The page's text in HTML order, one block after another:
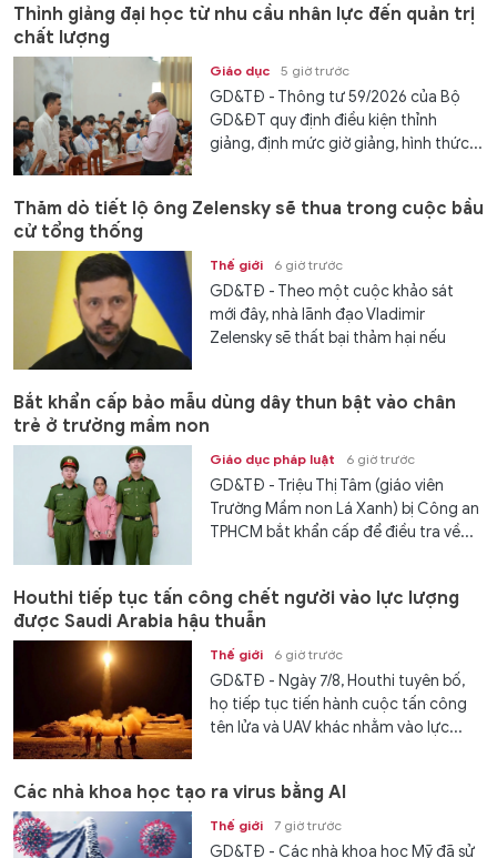
Thỉnh giảng đại học từ nhu cầu nhân lực đến quản trị
chất lượng
Giáo dục 5 giờ trước
GD&TĐ - Thông tư 59/2026 của Bộ
GD&ĐT quy định điều kiện thỉnh
giảng, định mức giờ giảng, hình thức...
Thăm dò tiết lộ ông Zelensky sẽ thua trong cuộc bầu
cử tổng thống
Thế giới 6 giờ trước
GD&TĐ - Theo một cuộc khảo sát
mới đây, nhà lãnh đạo Vladimir
Zelensky sẽ thất bại thảm hại nếu
Bắt khẩn cấp bảo mẫu dùng dây thun bật vào chân
trẻ ở trường mầm non
Giáo dục pháp luật 6 giờ trước
GD&TĐ - Triệu Thị Tâm (giáo viên
Trường Mầm non Lá Xanh) bị Công an
TPHCM bắt khẩn cấp để điều tra về...
Houthi tiếp tục tấn công chết người vào lực lượng
được Saudi Arabia hậu thuẫn
Thế giới 6 giờ trước
GD&TĐ - Ngày 7/8, Houthi tuyên bố,
họ tiếp tục tiến hành cuộc tấn công
tên lửa và UAV khác nhằm vào lực...
Các nhà khoa học tạo ra virus bằng AI
Thế giới 7 giờ trước
GD&TĐ - Các nhà khoa học Mỹ đã sử